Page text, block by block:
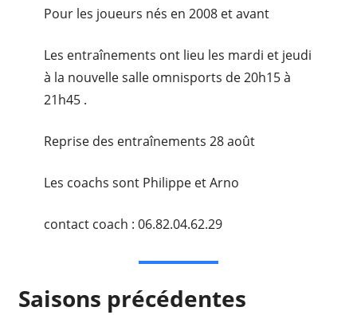
Pour les joueurs nés en 2008 et avant
Les entraînements ont lieu les mardi et jeudi
à la nouvelle salle omnisports de 20h15 à
21h45 .
Reprise des entraînements 28 août
Les coachs sont Philippe et Arno
contact coach : 06.82.04.62.29
Saisons précédentes